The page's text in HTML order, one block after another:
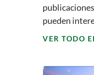
pueden
VER TODO